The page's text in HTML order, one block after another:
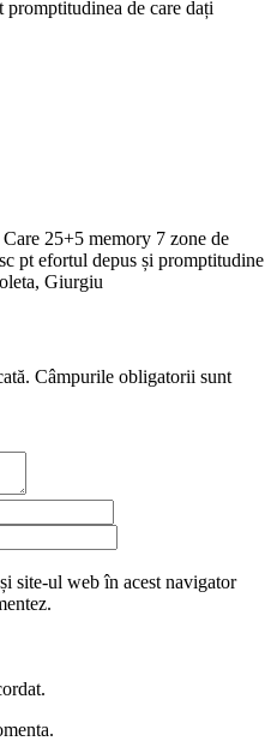
de care dați
25+5 memory 7 zone de
pt efortul depus și promptitudine
Giurgiu
Câmpurile obligatorii sunt
site-ul web în acest navigator